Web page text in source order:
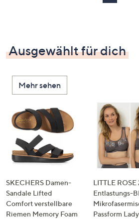
Ausgewählt für dich
Mehr sehen
SKECHERS Damen-
Sandale Lifted
Comfort verstellbare
Riemen Memory Foam
LITTLE ROSE
Entlastungs-
Passform